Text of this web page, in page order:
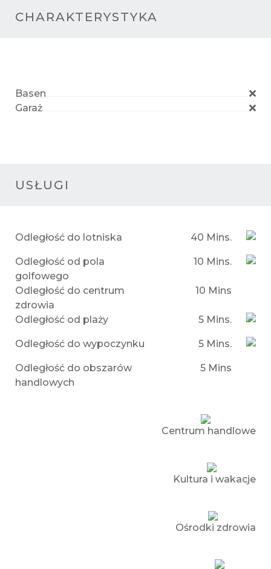
CHARAKTERYSTYKA
Basen
Garaż
USŁUGI
Odległość do lotniska 40 Mins.
Odległość od pola
golfowego
10 Mins.
Odległość do centrum
zdrowia
10 Mins
Odległość od plaży 5 Mins.
Odległość do wypoczynku 5 Mins.
Odległość do obszarów
handlowych
5 Mins
Centrum handlowe
Kultura i wakacje
Ośrodki zdrowia